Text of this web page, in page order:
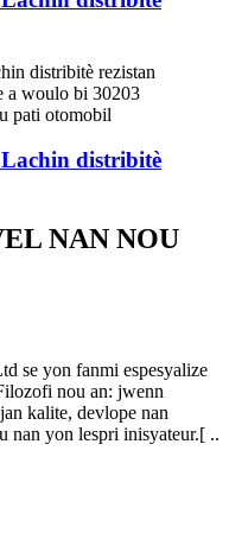
distribitè
NAN NOU
se yon fanmi espesyalize
nou an: jwenn
kalite, devlope nan
nan yon lespri inisyateur.[ ..